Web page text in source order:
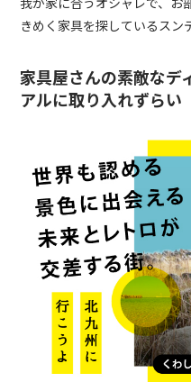
きめく家具を探しているスン
家具屋さんの素敵な
アルに取り入れずらい